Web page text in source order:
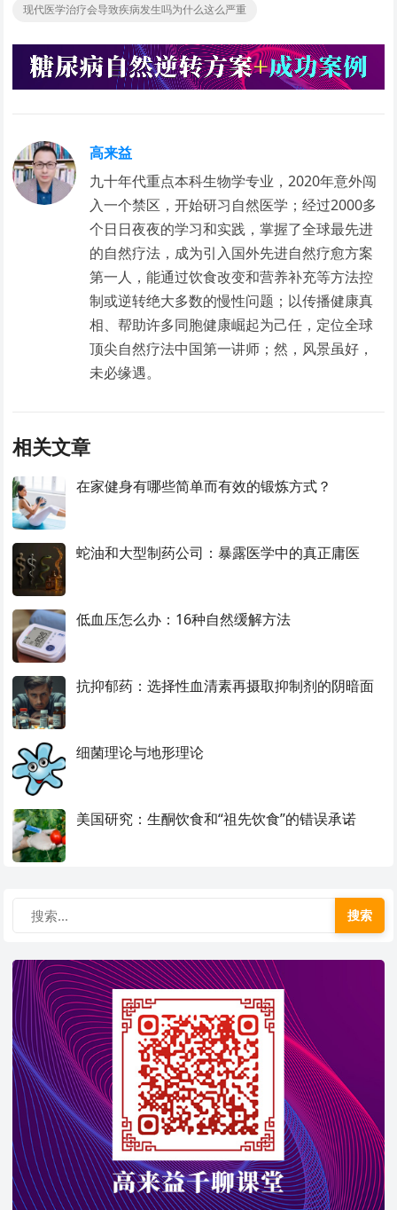
现代医学治疗会导致疾病发生吗为什么这么严重
高来益
九十年代重点本科生物学专业，2020年意外闯
入一个禁区，开始研习自然医学；经过2000多
个日日夜夜的学习和实践，掌握了全球最先进
的自然疗法，成为引入国外先进自然疗愈方案
第一人，能通过饮食改变和营养补充等方法控
制或逆转绝大多数的慢性问题；以传播健康真
相、帮助许多同胞健康崛起为己任，定位全球
顶尖自然疗法中国第一讲师；然，风景虽好，
未必缘遇。
相关文章
在家健身有哪些简单而有效的锻炼方式？
蛇油和大型制药公司：暴露医学中的真正庸医
低血压怎么办：16种自然缓解方法
抗抑郁药：选择性血清素再摄取抑制剂的阴暗面
细菌理论与地形理论
美国研究：生酮饮食和“祖先饮食”的错误承诺
搜索